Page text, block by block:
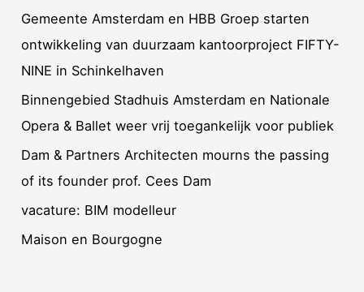
a
r
:
Gemeente Amsterdam en HBB Groep starten
ontwikkeling van duurzaam kantoorproject FIFTY-
NINE in Schinkelhaven
Binnengebied Stadhuis Amsterdam en Nationale
Opera & Ballet weer vrij toegankelijk voor publiek
Dam & Partners Architecten mourns the passing
of its founder prof. Cees Dam
vacature: BIM modelleur
Maison en Bourgogne